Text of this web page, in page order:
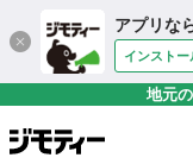
アプリな
インストー
地元